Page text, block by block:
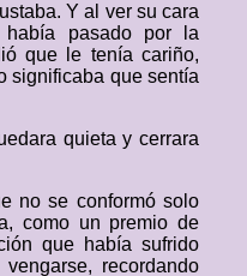
Y al ver su cara
pasado por la
que le tenía cariño,
significaba que sentía
quieta y cerrara
no se conformó solo
como un premio de
que había sufrido
recordando